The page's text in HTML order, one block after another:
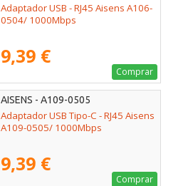
Adaptador USB - RJ45 Aisens A106-
0504/ 1000Mbps
9,39 €
Comprar
AISENS - A109-0505
Adaptador USB Tipo-C - RJ45 Aisens
A109-0505/ 1000Mbps
9,39 €
Comprar